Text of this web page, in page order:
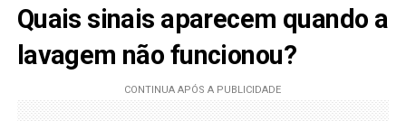
Quais sinais aparecem quando a
lavagem não funcionou?